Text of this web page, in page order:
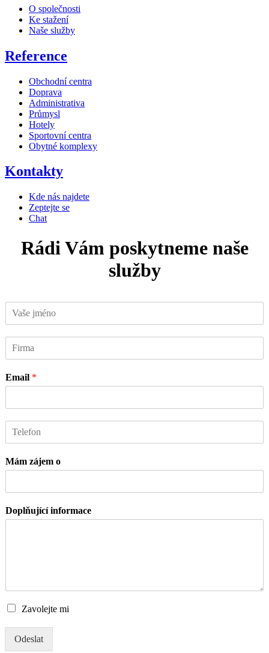
O společnosti
Ke stažení
Naše služby
Reference
Obchodní centra
Doprava
Administrativa
Průmysl
Hotely
Sportovní centra
Obytné komplexy
Kontakty
Kde nás najdete
Zeptejte se
Chat
Rádi Vám poskytneme naše
služby
é
m
a
Email *
e
f
Mám zájem o
Doplňující informace
Z
Zavolejte mi
Odeslat